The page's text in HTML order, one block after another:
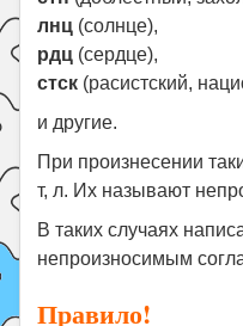
лнц (солнце),
рдц (сердце),
стск (расистский,
и другие.
При произнесении
т, л. Их называют
В таких случаях
непроизносимым
Правило!